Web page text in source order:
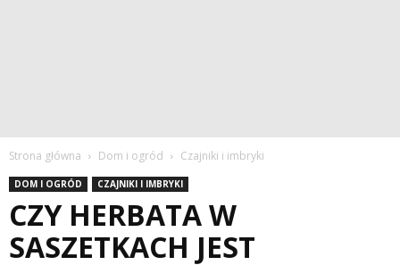
Strona główna Dom i ogród Czajniki i imbryki
DOM I OGRÓD CZAJNIKI I IMBRYKI
CZY HERBATA W
SASZETKACH JEST